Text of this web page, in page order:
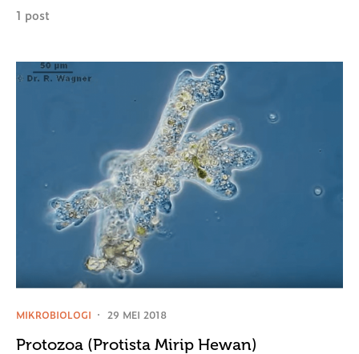
1 post
MIKROBIOLOGI 29 MEI 2018
Protozoa (Protista Mirip Hewan)